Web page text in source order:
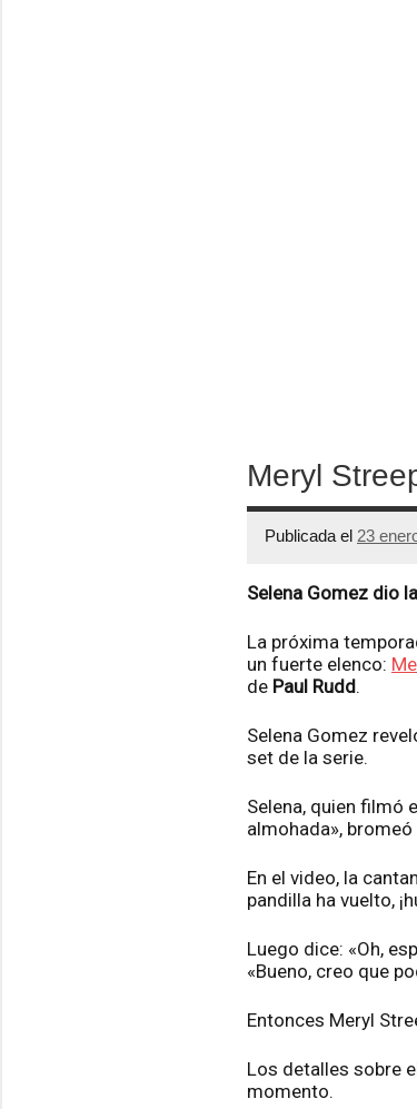
Meryl
Publicada el 23
Selena Gomez dio
La próxima
un fuerte elenco:
de Paul Rudd.
Selena Gomez
set de la serie.
Selena, quien filmó
almohada»,
En el video, la
pandilla ha vuelto,
Luego dice: «Oh,
«Bueno, creo que
Entonces Meryl
Los detalles sobre
momento.